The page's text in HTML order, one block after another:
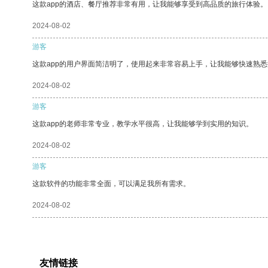
这款app的酒店、餐厅推荐非常有用，让我能够享受到高品质的旅行体验。
2024-08-02
游客
这款app的用户界面简洁明了，使用起来非常容易上手，让我能够快速熟
2024-08-02
游客
这款app的老师非常专业，教学水平很高，让我能够学到实用的知识。
2024-08-02
游客
这款软件的功能非常全面，可以满足我所有需求。
2024-08-02
友情链接